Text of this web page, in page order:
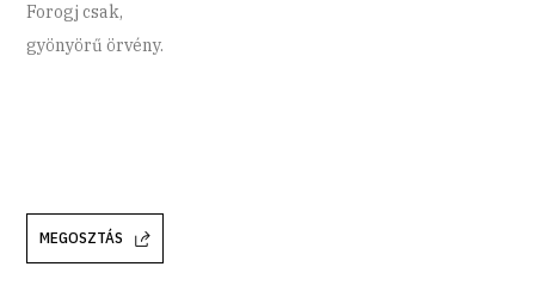
Forogj csak,
gyönyörű örvény.
MEGOSZTÁS